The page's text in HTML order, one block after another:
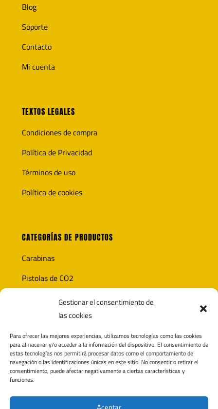
Gestionar el consentimiento de
las cookies
Para ofrecer las mejores experiencias, utilizamos tecnologías como las cookies
para almacenar y/o acceder a la información del dispositivo. El consentimiento de
estas tecnologías nos permitirá procesar datos como el comportamiento de
navegación o las identificaciones únicas en este sitio. No consentir o retirar el
consentimiento, puede afectar negativamente a ciertas características y
funciones.
Blog
Soporte
Contacto
Mi cuenta
TEXTOS LEGALES
Condiciones de compra
Política de Privacidad
Términos de uso
Política de cookies
CATEGORÍAS DE PRODUCTOS
Carabinas
Pistolas de CO2
Accesorios
CONTACTO